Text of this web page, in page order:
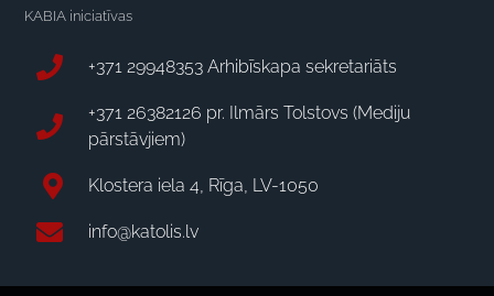
KABIA iniciatīvas
+371 29948353 Arhibīskapa sekretariāts
+371 26382126 pr. Ilmārs Tolstovs (Mediju
pārstāvjiem)
Klostera iela 4, Rīga, LV-1050
info@katolis.lv